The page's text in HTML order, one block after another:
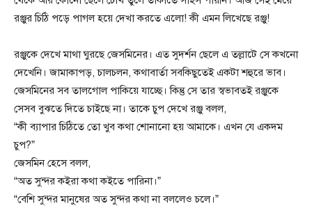
রঞ্জুর চিঠি পড়ে পাগল হয়ে দেখা করতে এলো! কী এমন লিখেছে রঞ্জু!
রঞ্জুকে দেখে মাথা ঘুরছে জেসমিনের। এত সুদর্শন ছেলে এ তল্লাটে সে কখনো
দেখেনি। জামাকাপড়, চালচলন, কথাবার্তা সবকিছুতেই একটা শহুরে ভাব।
জেসমিনের সব তালগোল পাকিয়ে যাচ্ছে। কিন্তু সে তার স্বভাবতই রঞ্জুকে
সেসব বুঝতে দিতে চাইছে না। তাকে চুপ দেখে রঞ্জু বলল,
“কী ব্যাপার চিঠিতে তো খুব কথা শোনানো হয় আমাকে। এখন যে একদম
চুপ?”
জেসমিন হেসে বলল,
“অত সুন্দর কইরা কথা কইতে পারিনা।”
“বেশি সুন্দর মানুষের অত সুন্দর কথা না বললেও চলে।”